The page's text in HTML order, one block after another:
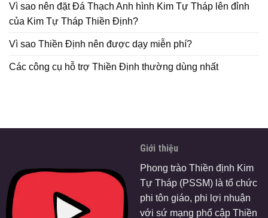
Vì sao nên đặt Đá Thạch Anh hình Kim Tự Tháp lên đỉnh
của Kim Tự Tháp Thiền Định?
Vì sao Thiền Định nên được dạy miễn phí?
Các công cụ hỗ trợ Thiền Định thường dùng nhất
Giới thiệu
Phong trào Thiền định Kim
Tự Tháp (PSSM) là tổ chức
phi tôn giáo, phi lợi nhuận
với sứ mạng phổ cập Thiền